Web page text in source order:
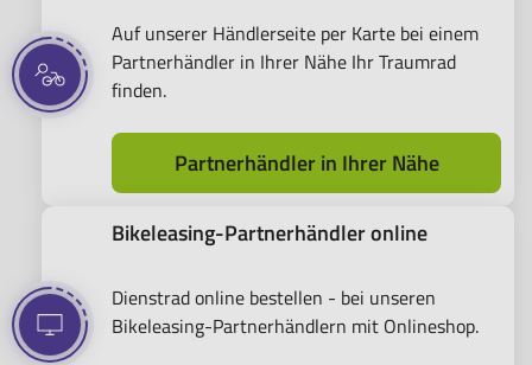
Auf unserer Händlerseite per Karte bei einem
Partnerhändler in Ihrer Nähe Ihr Traumrad
finden.
Partnerhändler in Ihrer Nähe
Bikeleasing-Partnerhändler online
Dienstrad online bestellen - bei unseren
Bikeleasing-Partnerhändlern mit Onlineshop.